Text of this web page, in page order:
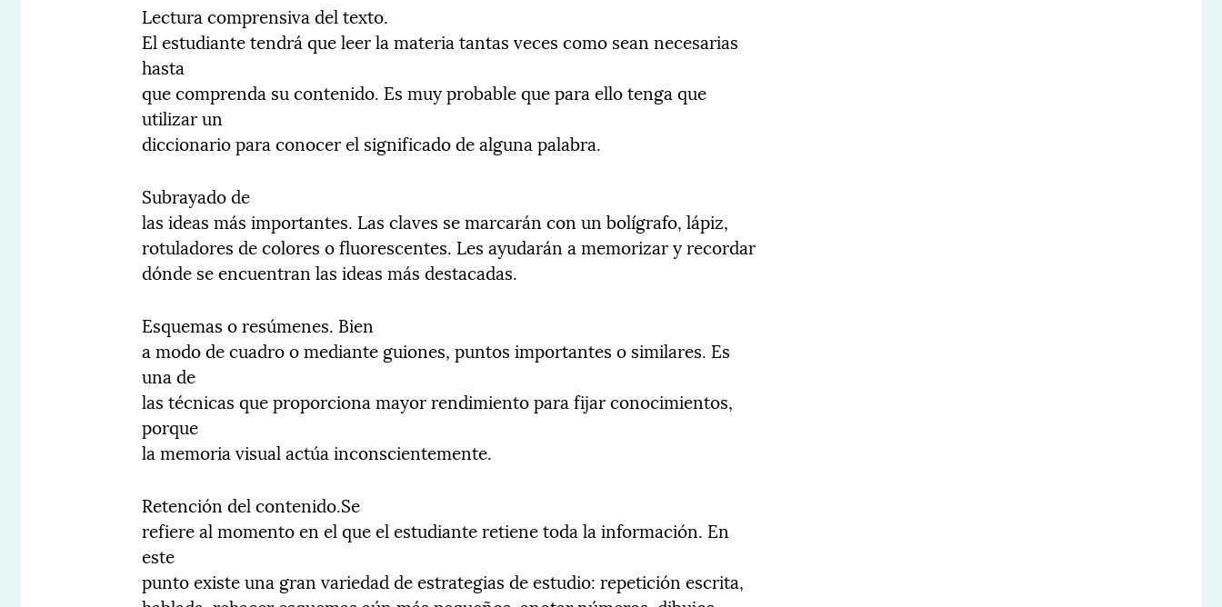
Lectura comprensiva del texto.
El estudiante tendrá que leer la materia tantas veces como sean necesarias
hasta
que comprenda su contenido. Es muy probable que para ello tenga que
utilizar un
diccionario para conocer el significado de alguna palabra.
Subrayado de
las ideas más importantes. Las claves se marcarán con un bolígrafo, lápiz,
rotuladores de colores o fluorescentes. Les ayudarán a memorizar y recordar
dónde se encuentran las ideas más destacadas.
Esquemas o resúmenes. Bien
a modo de cuadro o mediante guiones, puntos importantes o similares. Es
una de
las técnicas que proporciona mayor rendimiento para fijar conocimientos,
porque
la memoria visual actúa inconscientemente.
Retención del contenido.Se
refiere al momento en el que el estudiante retiene toda la información. En
este
punto existe una gran variedad de estrategias de estudio: repetición escrita,